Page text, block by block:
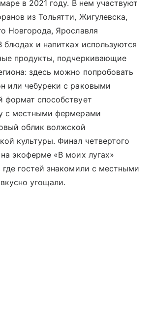
в 2021 году. В нем участвуют
из Тольятти, Жигулевска,
Новгорода, Ярославля
блюдах и напитках используются
продукты, подчеркивающие
здесь можно попробовать
или чебуреки с раковыми
формат способствует
с местными фермерами
облик волжской
культуры. Финал четвертого
экоферме «В моих лугах»
гостей знакомили с местными
угощали.